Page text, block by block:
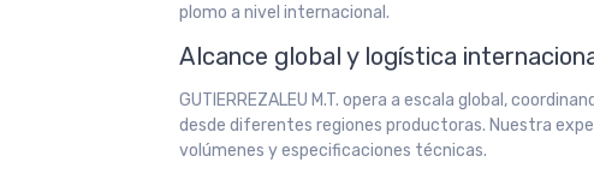
plomo a nivel internacional.
Alcance global y logística
GUTIERREZALEU M.T. opera a escala global,
desde diferentes regiones productoras. Nuestra
volúmenes y especificaciones técnicas.